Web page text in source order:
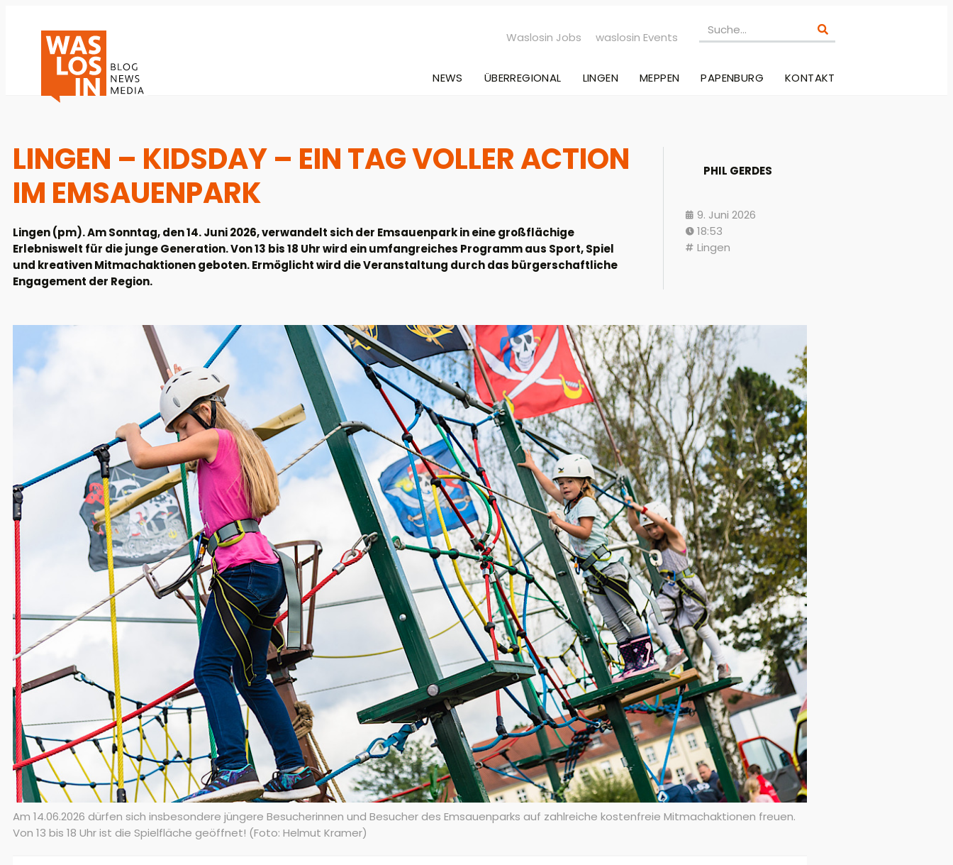
Waslosin Jobs waslosin Events
NEWS ÜBERREGIONAL LINGEN MEPPEN PAPENBURG KONTAKT
LINGEN – KIDSDAY – EIN TAG VOLLER ACTION
IM EMSAUENPARK
Lingen (pm). Am Sonntag, den 14. Juni 2026, verwandelt sich der Emsauenpark in eine großflächige
Erlebniswelt für die junge Generation. Von 13 bis 18 Uhr wird ein umfangreiches Programm aus Sport, Spiel
und kreativen Mitmachaktionen geboten. Ermöglicht wird die Veranstaltung durch das bürgerschaftliche
Engagement der Region.
PHIL GERDES
9. Juni 2026
18:53
Lingen
Am 14.06.2026 dürfen sich insbesondere jüngere Besucherinnen und Besucher des Emsauenparks auf zahlreiche kostenfreie Mitmachaktionen freuen.
Von 13 bis 18 Uhr ist die Spielfläche geöffnet! (Foto: Helmut Kramer)